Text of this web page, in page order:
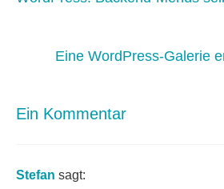
Eine WordPress-Galerie
Ein Kommentar
Stefan sagt: